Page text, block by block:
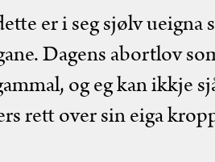
er i seg sjølv ueigna
Dagens abortlov
og eg kan ikkje
rett over sin eiga